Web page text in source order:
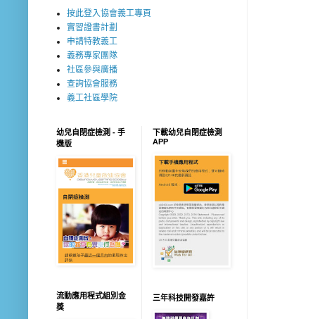
按此登入協會義工專頁
實習證書計劃
申請特教義工
義務專家團隊
社區參與廣播
查詢協會服務
義工社區學院
幼兒自閉症檢測 - 手
機版
流動應用程式組別金
獎
下載幼兒自閉症檢測
APP
三年科技開發嘉許